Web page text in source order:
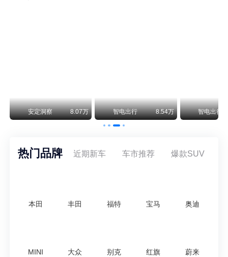
安定洞察 8.07万 智电出行 8.54万 智电出行
热门品牌 近期新车 车市推荐 爆款SUV
本田 丰田 福特 宝马 奥迪
MINI 大众 别克 红旗 蔚来